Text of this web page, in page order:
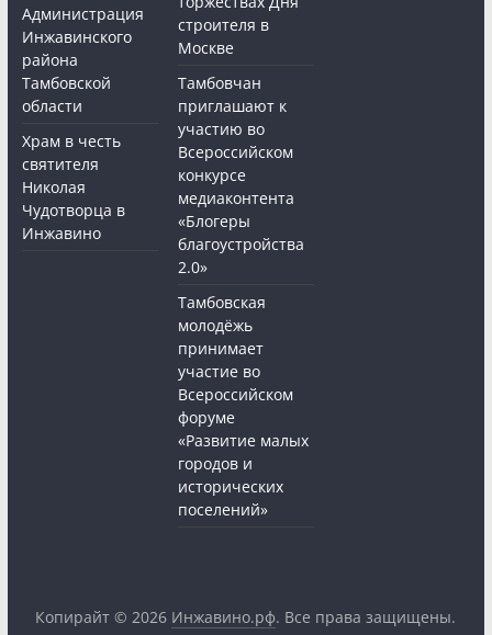
Администрация
Инжавинского
района
Тамбовской
области
Храм в честь
святителя
Николая
Чудотворца в
Инжавино
строителя в
Москве
Тамбовчан
приглашают к
участию во
Всероссийском
конкурсе
медиаконтента
«Блогеры
благоустройства
2.0»
Тамбовская
молодёжь
принимает
участие во
Всероссийском
форуме
«Развитие малых
городов и
исторических
поселений»
Копирайт © 2026 Инжавино.рф. Все права защищены.